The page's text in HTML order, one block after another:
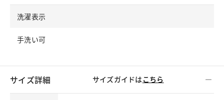
洗濯表示
手洗い可
サイズ詳細 サイズガイドはこちら